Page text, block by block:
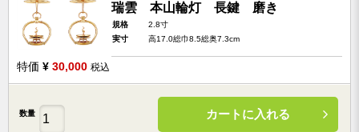
瑞雲 本山輪灯 長鍵 磨き
規格
2.8寸
実寸
高17.0総巾8.5総奥7.3cm
特価 ¥ 30,000 税込
数量 カートに入れる